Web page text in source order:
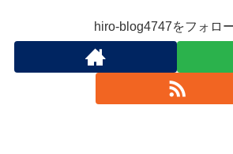
hiro-blog4747をフォロ